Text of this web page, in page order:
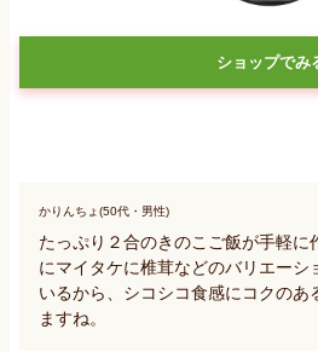
ショップでみ
かりんちょ(50代・男性)
たっぷり２合のきのこご飯が手軽に
にマイタケに椎茸などのバリエーシ
いるから、シコシコ食感にコクのあ
ますね。